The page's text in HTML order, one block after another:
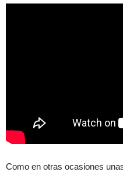
Como en otras ocasiones